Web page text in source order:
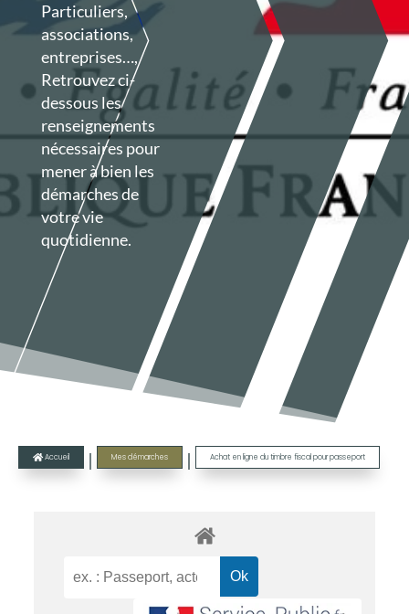
Particuliers,
associations,
entreprises…,
Retrouvez ci-
dessous les
renseignements
nécessaires pour
mener à bien les
démarches de
votre vie
quotidienne.
 Accueil | Mes démarches | Achat en ligne du timbre fiscal pour passeport